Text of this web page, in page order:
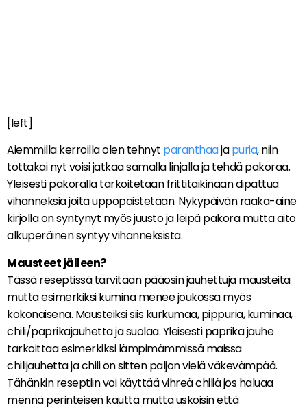
[left]
Aiemmilla kerroilla olen tehnyt paranthaajapuria, niin
tottakai nyt voisi jatkaa samalla linjalla ja tehdä pakoraa.
Yleisesti pakoralla tarkoitetaan frittitaikinaan dipattua
vihanneksia joita uppopaistetaan. Nykypäivän raaka-aine
kirjolla on syntynyt myös juusto ja leipä pakora mutta aito
alkuperäinen syntyy vihanneksista.
Mausteet jälleen?
Tässä reseptissä tarvitaan pääosin jauhettuja mausteita
mutta esimerkiksi kumina menee joukossa myös
kokonaisena. Mausteiksi siis kurkumaa, pippuria, kuminaa,
chili/paprikajauhetta ja suolaa. Yleisesti paprika jauhe
tarkoittaa esimerkiksi lämpimämmissä maissa
chilijauhetta ja chili on sitten paljon vielä väkevämpää.
Tähänkin reseptiin voi käyttää vihreä chiliä jos haluaa
mennä perinteisen kautta mutta uskoisin että